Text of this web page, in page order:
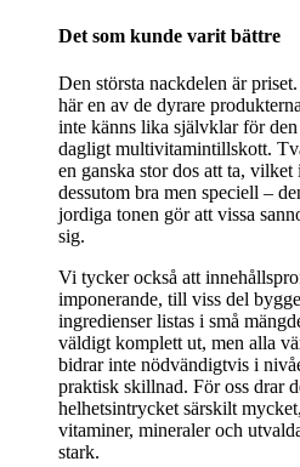
Det som kunde varit bättre
Den största nackdelen är
här en av de dyrare
inte känns lika självklar för
dagligt multivitamintillskott.
en ganska stor dos att ta, vilket
dessutom bra men speciell –
jordiga tonen gör att vissa
sig.
Vi tycker också att
imponerande, till viss del
ingredienser listas i små
väldigt komplett ut, men alla
bidrar inte nödvändigtvis i
praktisk skillnad. För oss drar
helhetsintrycket särskilt
vitaminer, mineraler och
stark.